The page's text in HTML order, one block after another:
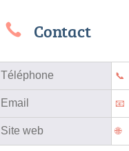
Contact
Téléphone
Email
Site web